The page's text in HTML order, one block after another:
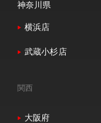
神奈川県
横浜店
武蔵小杉店
関西
大阪府